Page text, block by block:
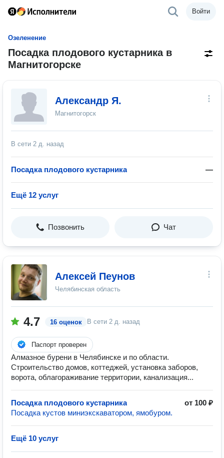
Войти
Озеленение
Посадка плодового кустарника в
Магнитогорске
Александр Я.
Магнитогорск
В сети 2 д. назад
Посадка плодового кустарника —
Ещё 12 услуг
Позвонить Чат
Алексей Пеунов
Челябинская область
4.7 16 оценок В сети 2 д. назад
Паспорт проверен
Алмазное бурени в Челябинске и по области.
Строительство домов, коттеджей, установка заборов,
ворота, облагораживание территории, канализация...
Посадка плодового кустарника
от 100 ₽
Посадка кустов миниэкскаватором, ямобуром.
Ещё 10 услуг